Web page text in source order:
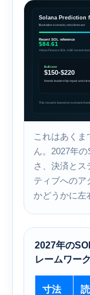
これはあくま
ん。2027年
さ、決済とス
ティブへのア
かどうかに左
2027年の
レームワーク
寸法